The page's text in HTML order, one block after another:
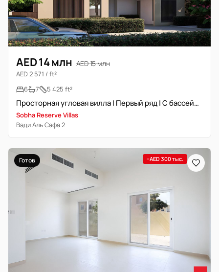
AED 14 млн AED 15 млн
AED 2 571 / ft²
6
7 5 425 ft²
Просторная угловая вилла | Первый ряд | С бассейном
Sobha Reserve Villas
Вади Аль Сафа 2
Готов −AED 300 тыс.